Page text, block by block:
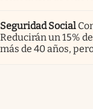
Seguridad Social
Reducirán un 15%
más de 40 años,